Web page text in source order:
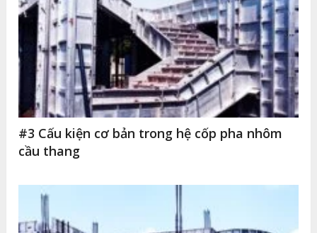
#3 Cấu kiện cơ bản trong hệ cốp pha nhôm
cầu thang